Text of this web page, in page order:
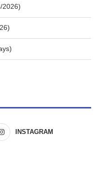
2026)
INSTAGRAM